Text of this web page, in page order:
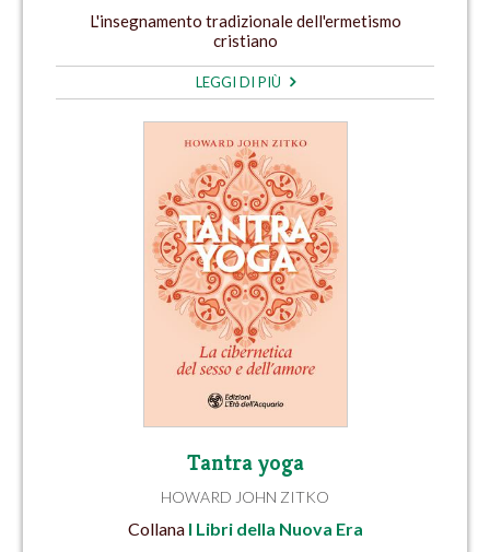
L'insegnamento tradizionale dell'ermetismo
cristiano
LEGGI DI PIÙ
Tantra yoga
HOWARD JOHN ZITKO
Collana I Libri della Nuova Era